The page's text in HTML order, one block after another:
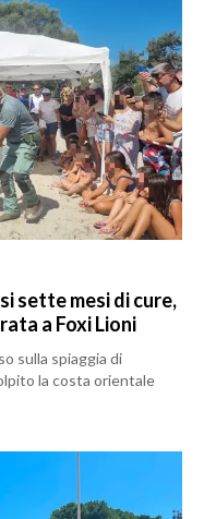
sette mesi di cure,
a Foxi Lioni
sulla spiaggia di
la costa orientale